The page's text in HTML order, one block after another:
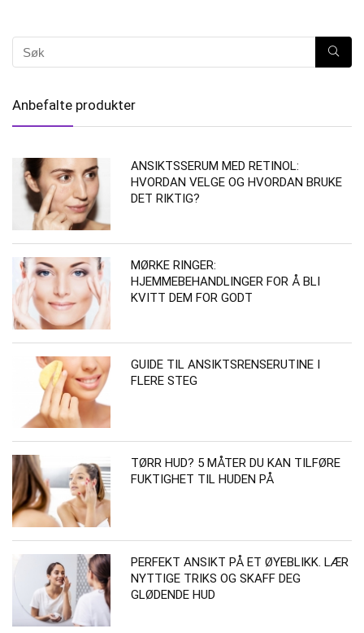
Anbefalte produkter
ANSIKTSSERUM MED RETINOL:
HVORDAN VELGE OG HVORDAN BRUKE
DET RIKTIG?
MØRKE RINGER:
HJEMMEBEHANDLINGER FOR Å BLI
KVITT DEM FOR GODT
GUIDE TIL ANSIKTSRENSERUTINE I
FLERE STEG
TØRR HUD? 5 MÅTER DU KAN TILFØRE
FUKTIGHET TIL HUDEN PÅ
PERFEKT ANSIKT PÅ ET ØYEBLIKK. LÆR
NYTTIGE TRIKS OG SKAFF DEG
GLØDENDE HUD